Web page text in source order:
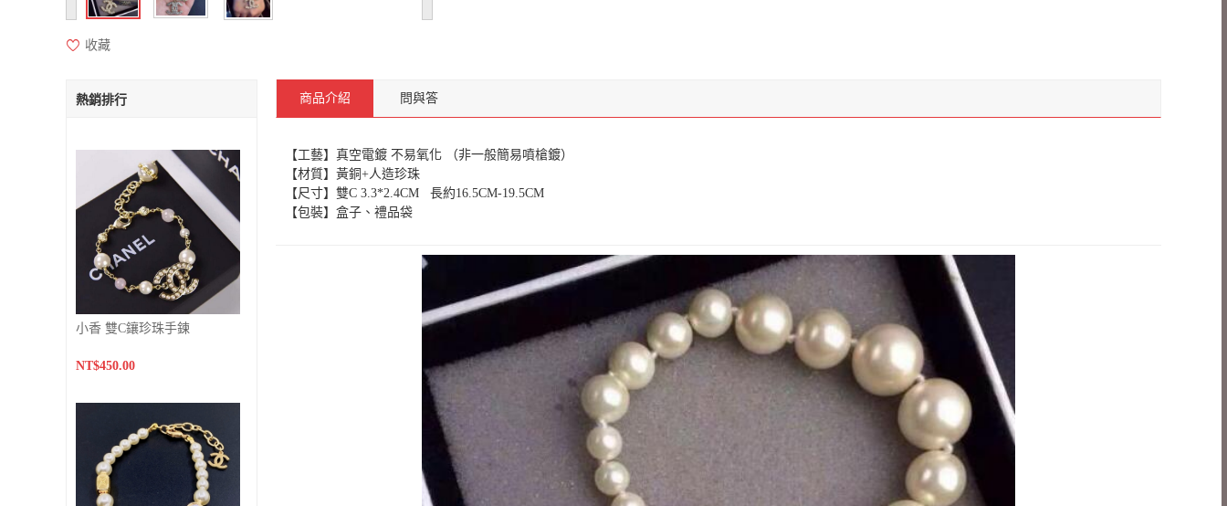
收藏
熱銷排行
小香 雙C鑲珍珠手鍊
NT$450.00
商品介紹 問與答
【工藝】真空電鍍 不易氧化 （非一般簡易噴槍鍍）
【材質】黃銅+人造珍珠
【尺寸】雙C 3.3*2.4CM 長約16.5CM-19.5CM
【包裝】盒子、禮品袋